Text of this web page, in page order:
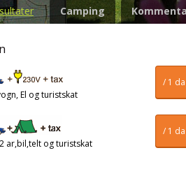
Camping
/ 1
El og turistskat
/ 1
ar,bil,telt og turistskat